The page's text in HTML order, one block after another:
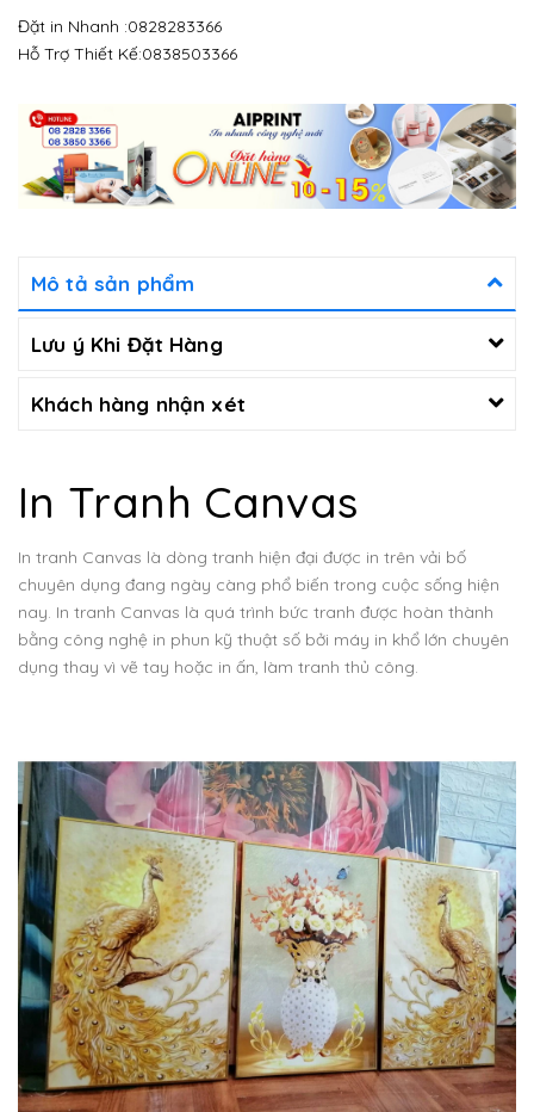
Đặt in Nhanh :0828283366
Hỗ Trợ Thiết Kế:0838503366
Mô tả sản phẩm
Lưu ý Khi Đặt Hàng
Khách hàng nhận xét
In Tranh Canvas
In tranh Canvas là dòng tranh hiện đại được in trên vải bố
chuyên dụng đang ngày càng phổ biến trong cuộc sống hiện
nay. In tranh Canvas là quá trình bức tranh được hoàn thành
bằng công nghệ in phun kỹ thuật số bởi máy in khổ lớn chuyên
dụng thay vì vẽ tay hoặc in ấn, làm tranh thủ công.